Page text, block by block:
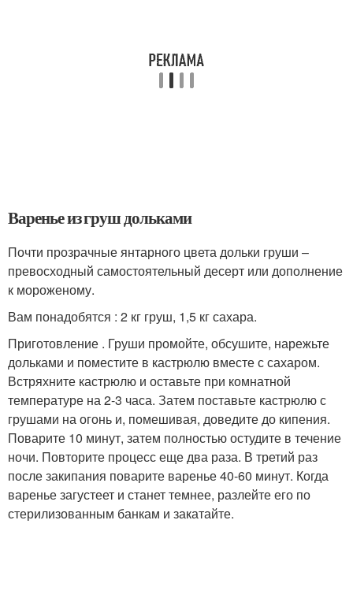
Варенье из груш дольками
Почти прозрачные янтарного цвета дольки груши –
превосходный самостоятельный десерт или дополнение
к мороженому.
Вам понадобятся : 2 кг груш, 1,5 кг сахара.
Приготовление . Груши промойте, обсушите, нарежьте
дольками и поместите в кастрюлю вместе с сахаром.
Встряхните кастрюлю и оставьте при комнатной
температуре на 2-3 часа. Затем поставьте кастрюлю с
грушами на огонь и, помешивая, доведите до кипения.
Поварите 10 минут, затем полностью остудите в течение
ночи. Повторите процесс еще два раза. В третий раз
после закипания поварите варенье 40-60 минут. Когда
варенье загустеет и станет темнее, разлейте его по
стерилизованным банкам и закатайте.